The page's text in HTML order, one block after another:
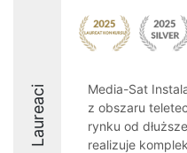
Laureaci
Media-Sat
z obszaru
rynku od
realizuje